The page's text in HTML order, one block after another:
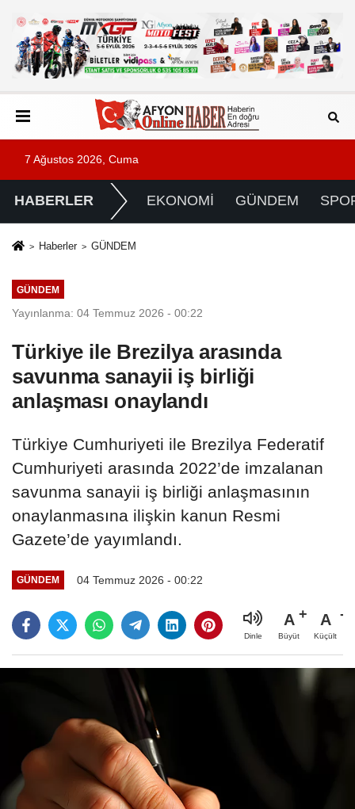
7 Ağustos 2026, Cuma
HABERLER EKONOMİ GÜNDEM
Haberler GÜNDEM
GÜNDEM
Yayınlanma: 04 Temmuz 2026 - 00:22
Türkiye ile Brezilya arasında
savunma sanayii iş birliği
anlaşması onaylandı
Türkiye Cumhuriyeti ile Brezilya Federatif
Cumhuriyeti arasında 2022’de imzalanan
savunma sanayii iş birliği anlaşmasının
onaylanmasına ilişkin kanun Resmi
Gazete’de yayımlandı.
GÜNDEM 04 Temmuz 2026 - 00:22
Dinle
A
Büyüt
A
Küçült